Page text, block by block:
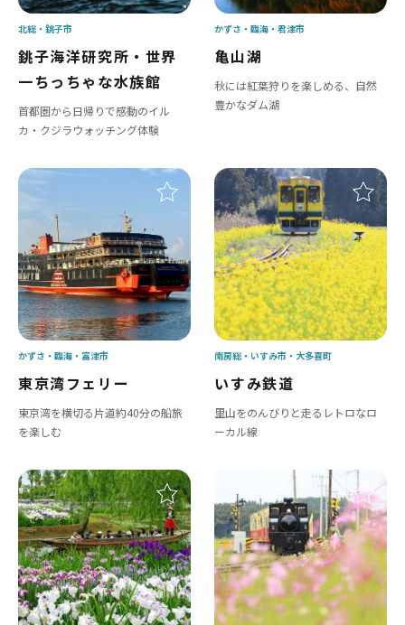
銚子海洋研究所・世界
一ちっちゃな水族館
首都圏から日帰りで感動のイル
カ・クジラウォッチング体験
北総 銚子市
亀山湖
秋には紅葉狩りを楽しめる、自然
豊かなダム湖
かずさ・臨海 君津市
東京湾フェリー
東京湾を横切る片道約40分の船旅
を楽しむ
かずさ・臨海 富津市
いすみ鉄道
里山をのんびりと走るレトロなロ
ーカル線
南房総 いすみ市 大多喜町